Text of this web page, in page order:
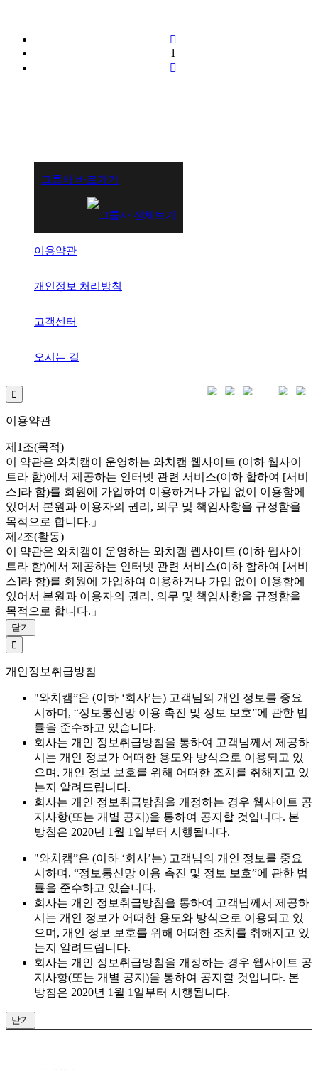
1
그룹사 바로가기
이용약관
개인정보 처리방침
고객센터
오시는 길
이용약관
제1조(목적)
이 약관은 와치캠이 운영하는 와치캠 웹사이트 (이하 웹사이
트라 함)에서 제공하는 인터넷 관련 서비스(이하 합하여 [서비
스]라 함)를 회원에 가입하여 이용하거나 가입 없이 이용함에
있어서 본원과 이용자의 권리, 의무 및 책임사항을 규정함을
목적으로 합니다.」
제2조(활동)
이 약관은 와치캠이 운영하는 와치캠 웹사이트 (이하 웹사이
트라 함)에서 제공하는 인터넷 관련 서비스(이하 합하여 [서비
스]라 함)를 회원에 가입하여 이용하거나 가입 없이 이용함에
있어서 본원과 이용자의 권리, 의무 및 책임사항을 규정함을
목적으로 합니다.」
닫기
개인정보취급방침
"와치캠”은 (이하 ‘회사’는) 고객님의 개인 정보를 중요
시하며, “정보통신망 이용 촉진 및 정보 보호”에 관한 법
률을 준수하고 있습니다.
회사는 개인 정보취급방침을 통하여 고객님께서 제공하
시는 개인 정보가 어떠한 용도와 방식으로 이용되고 있
으며, 개인 정보 보호를 위해 어떠한 조치를 취해지고 있
는지 알려드립니다.
회사는 개인 정보취급방침을 개정하는 경우 웹사이트 공
지사항(또는 개별 공지)을 통하여 공지할 것입니다. 본
방침은 2020년 1월 1일부터 시행됩니다.
"와치캠”은 (이하 ‘회사’는) 고객님의 개인 정보를 중요
시하며, “정보통신망 이용 촉진 및 정보 보호”에 관한 법
률을 준수하고 있습니다.
회사는 개인 정보취급방침을 통하여 고객님께서 제공하
시는 개인 정보가 어떠한 용도와 방식으로 이용되고 있
으며, 개인 정보 보호를 위해 어떠한 조치를 취해지고 있
는지 알려드립니다.
회사는 개인 정보취급방침을 개정하는 경우 웹사이트 공
지사항(또는 개별 공지)을 통하여 공지할 것입니다. 본
방침은 2020년 1월 1일부터 시행됩니다.
닫기